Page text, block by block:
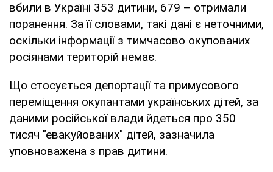
вбили в Україні 353 дитини, 679 – отримали
поранення. За її словами, такі дані є неточними,
оскільки інформації з тимчасово окупованих
росіянами територій немає.
Що стосується депортації та примусового
переміщення окупантами українських дітей, за
даними російської влади йдеться про 350
тисяч "евакуйованих" дітей, зазначила
уповноважена з прав дитини.